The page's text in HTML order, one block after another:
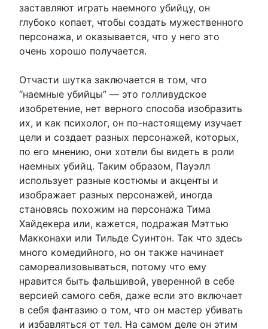
заставляют играть наемного убийцу, он
глубоко копает, чтобы создать мужественного
персонажа, и оказывается, что у него это
очень хорошо получается.
Отчасти шутка заключается в том, что
“наемные убийцы” — это голливудское
изобретение, нет верного способа изобразить
их, и как психолог, он по-настоящему изучает
цели и создает разных персонажей, которых,
по его мнению, они хотели бы видеть в роли
наемных убийц. Таким образом, Пауэлл
использует разные костюмы и акценты и
изображает разных персонажей, иногда
становясь похожим на персонажа Тима
Хайдекера или, кажется, подражая Мэттью
Макконахи или Тильде Суинтон. Так что здесь
много комедийного, но он также начинает
самореализовываться, потому что ему
нравится быть фальшивой, уверенной в себе
версией самого себя, даже если это включает
в себя фантазию о том, что он мастер убивать
и избавляться от тел. На самом деле он этим